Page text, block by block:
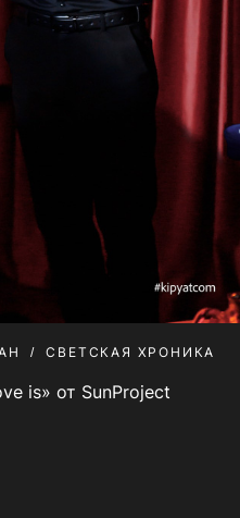
СВЕТСКАЯ ХРОНИКА
is» от SunProject